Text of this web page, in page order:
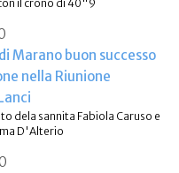
il crono di 40"9
Marano buon successo
nella Riunione
dela sannita Fabiola Caruso e
D'Alterio